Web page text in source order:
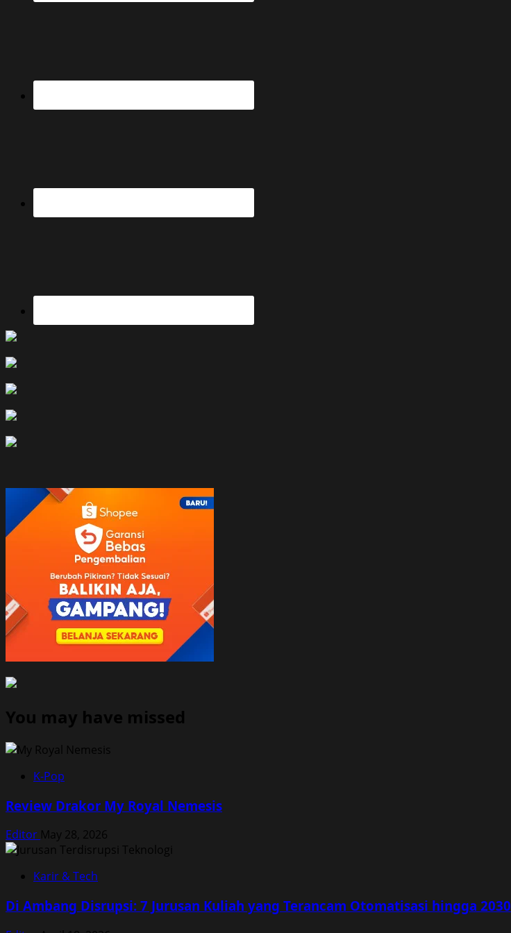
You may have missed
K-Pop
Review Drakor My Royal Nemesis
Editor May 28, 2026
Karir & Tech
Di Ambang Disrupsi: 7 Jurusan Kuliah yang Terancam Otomatisasi hingga 2030